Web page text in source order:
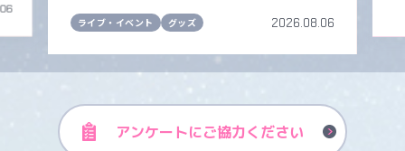
ライブ・イベント グッズ 2026.08.06
アンケートにご協力ください